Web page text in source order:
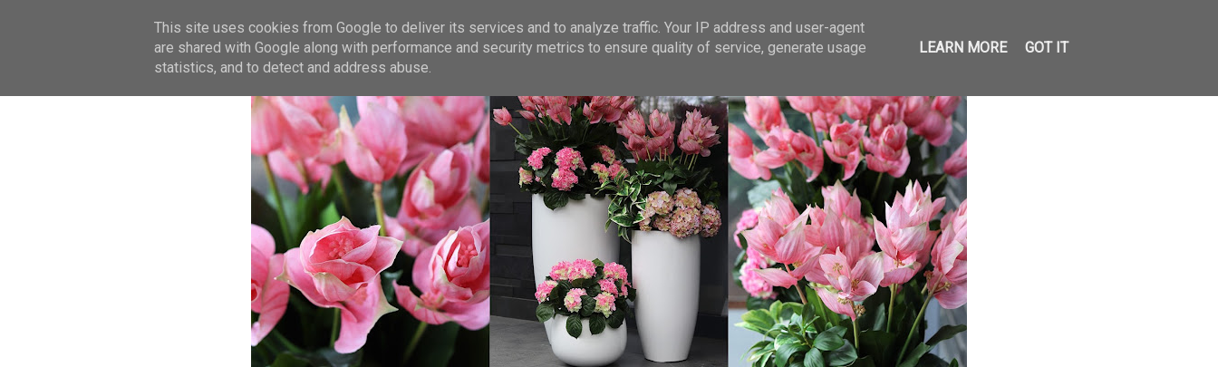
This site uses cookies from Google to deliver its services and to analyze traffic. Your IP address and user-agent
are shared with Google along with performance and security metrics to ensure quality of service, generate usage
statistics, and to detect and address abuse.
LEARN MORE GOT IT